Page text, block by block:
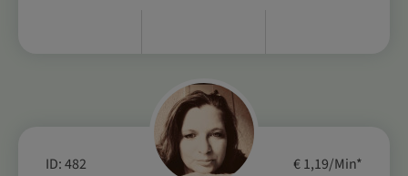
ID: 482 € 1,19/Min*